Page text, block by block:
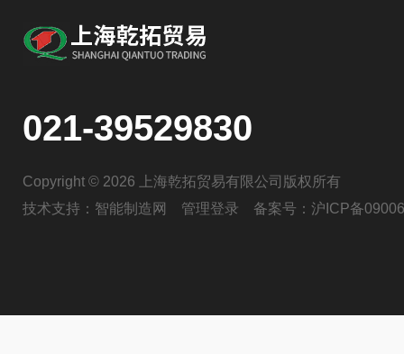
021-39529830
Copyright © 2026 上海乾拓贸易有限公司版权所有
技术支持： 智能制造网 管理登录 备案号： 沪ICP备